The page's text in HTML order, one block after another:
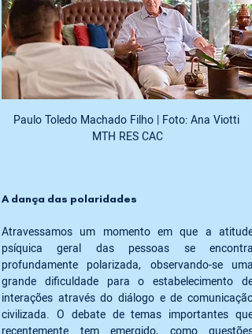
Paulo Toledo Machado Filho | Foto: Ana Viotti
MTH RES CAC
A dança das polaridades
Atravessamos um momento em que a atitude
psíquica geral das pessoas se encontra
profundamente polarizada, observando-se uma
grande dificuldade para o estabelecimento de
interações através do diálogo e de comunicação
civilizada. O debate de temas importantes que
recentemente tem emergido, como questões